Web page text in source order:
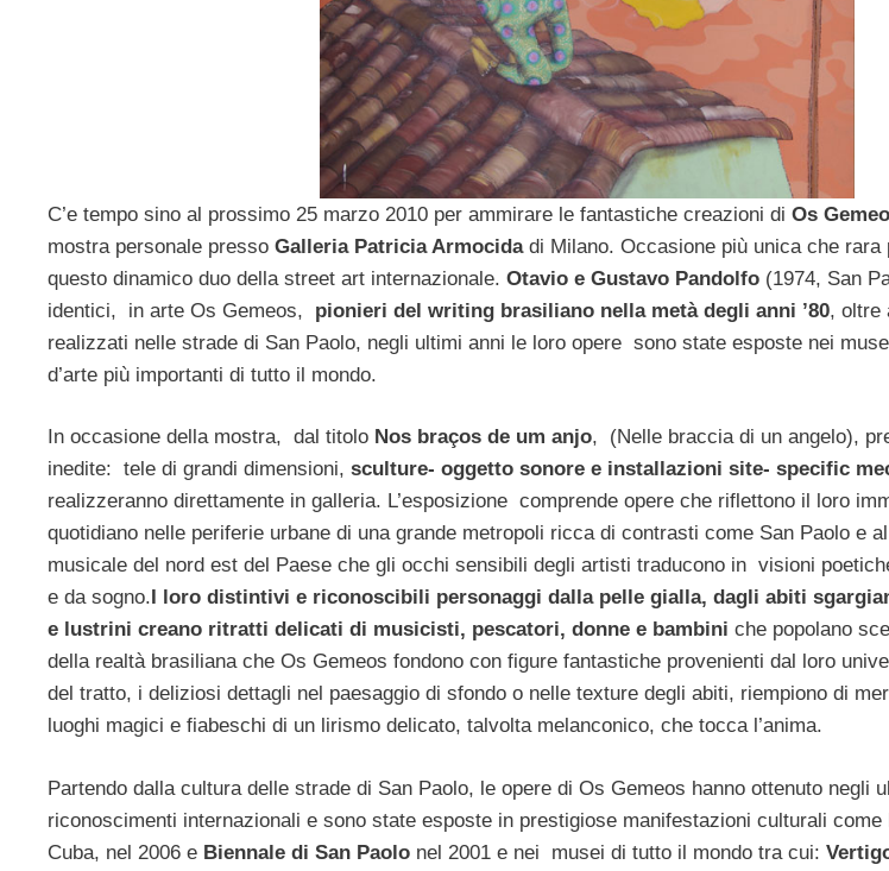
C’e tempo sino al prossimo 25 marzo 2010 per ammirare le fantastiche creazioni di Os
mostra personale presso Galleria Patricia Armocidadi Milano. Occasione più unica che rara
questo dinamico duo della street art internazionale. Otavio e Gustavo Pandolfo (1974, San
identici, in arte Os Gemeos, pionieri del writing brasiliano nella metà degli anni ’80, oltre
realizzati nelle strade di San Paolo, negli ultimi anni le loro opere sono state esposte nei
d’arte più importanti di tutto il mondo.
In occasione della mostra, dal titolo Nos braços de um anjo, (Nelle braccia di un angelo),
inedite: tele di grandi dimensioni, sculture- oggetto sonore e installazioni site- specific
realizzeranno direttamente in galleria. L’esposizione comprende opere che riflettono il loro
quotidiano nelle periferie urbane di una grande metropoli ricca di contrasti come San Paolo e
musicale del nord est del Paese che gli occhi sensibili degli artisti traducono in visioni
e da sogno.I loro distintivi e riconoscibili personaggi dalla pelle gialla, dagli abiti
e lustrini creano ritratti delicati di musicisti, pescatori, donne e bambini che popolano
della realtà brasiliana che Os Gemeos fondono con figure fantastiche provenienti dal loro
del tratto, i deliziosi dettagli nel paesaggio di sfondo o nelle texture degli abiti, riempiono di
luoghi magici e fiabeschi di un lirismo delicato, talvolta melanconico, che tocca l’anima.
Partendo dalla cultura delle strade di San Paolo, le opere di Os Gemeos hanno ottenuto negli
riconoscimenti internazionali e sono state esposte in prestigiose manifestazioni culturali come
Cuba, nel 2006 e Biennale di San Paolo nel 2001 e nei musei di tutto il mondo tra cui: